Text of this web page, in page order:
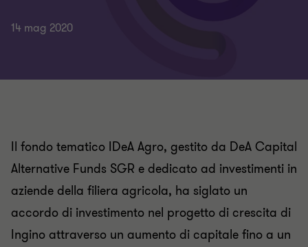
14 mag 2020
Il fondo tematico IDeA Agro, gestito da DeA Capital
Alternative Funds SGR e dedicato ad investimenti in
aziende della filiera agricola, ha siglato un
accordo di investimento nel progetto di crescita di
Ingino attraverso un aumento di capitale fino a un